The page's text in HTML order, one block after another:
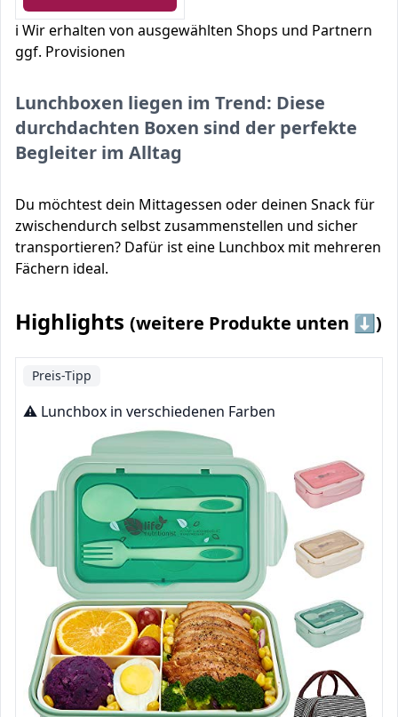
ℹ️ Wir erhalten von ausgewählten Shops und Partnern
ggf. Provisionen
Lunchboxen liegen im Trend: Diese
durchdachten Boxen sind der perfekte
Begleiter im Alltag
Du möchtest dein Mittagessen oder deinen Snack für
zwischendurch selbst zusammenstellen und sicher
transportieren? Dafür ist eine Lunchbox mit mehreren
Fächern ideal.
Highlights (weitere Produkte unten ⬇️)
Preis-Tipp
⚠️ Lunchbox in verschiedenen Farben